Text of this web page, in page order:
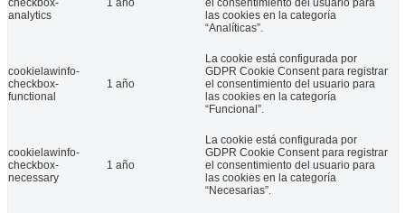
Con motivo de la Semana Europea de la Movilidad, que se celebra
COCEMFE envió 700.000 EPIS a su Movimiento Asociativo en
checkbox-
analytics
1 año
el consentimiento del usuario para
las cookies en la categoría
“Analíticas”.
cookielawinfo-
checkbox-
functional
1 año
La cookie está configurada por
GDPR Cookie Consent para registrar
el consentimiento del usuario para
las cookies en la categoría
“Funcional”.
cookielawinfo-
checkbox-
necessary
1 año
La cookie está configurada por
GDPR Cookie Consent para registrar
el consentimiento del usuario para
las cookies en la categoría
“Necesarias”.